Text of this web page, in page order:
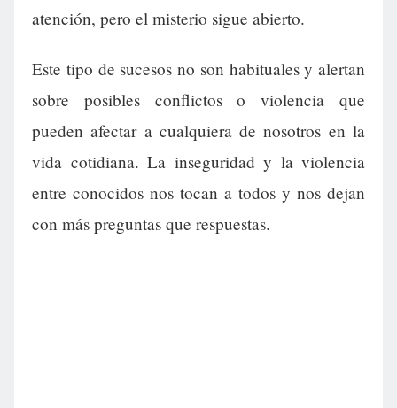
atención, pero el misterio sigue abierto.
Este tipo de sucesos no son habituales y alertan
sobre posibles conflictos o violencia que
pueden afectar a cualquiera de nosotros en la
vida cotidiana. La inseguridad y la violencia
entre conocidos nos tocan a todos y nos dejan
con más preguntas que respuestas.